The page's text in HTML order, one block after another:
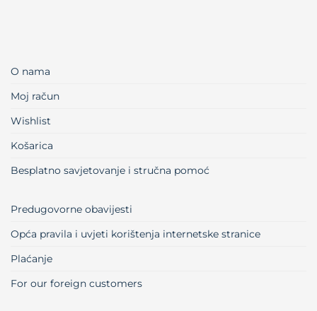
O nama
Moj račun
Wishlist
Košarica
Besplatno savjetovanje i stručna pomoć
Predugovorne obavijesti
Opća pravila i uvjeti korištenja internetske stranice
Plaćanje
For our foreign customers